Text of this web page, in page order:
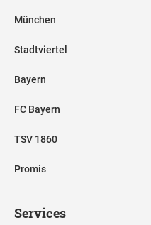
München
Stadtviertel
Bayern
FC Bayern
TSV 1860
Promis
Services